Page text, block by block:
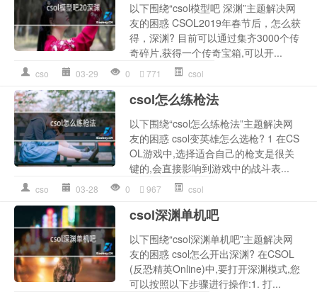
以下围绕“csol模型吧 深渊”主题解决网
友的困惑 CSOL2019年春节后，怎么获
得，深渊? 目前可以通过集齐3000个传
奇碎片,获得一个传奇宝箱,可以开...
cso 03-29 0 771 csol
csol怎么练枪法
以下围绕“csol怎么练枪法”主题解决网
友的困惑 csol变英雄怎么选枪? 1 在CS
OL游戏中,选择适合自己的枪支是很关
键的,会直接影响到游戏中的战斗表...
cso 03-28 0 967 csol
csol深渊单机吧
以下围绕“csol深渊单机吧”主题解决网
友的困惑 csol怎么开出深渊? 在CSOL
(反恐精英Online)中,要打开深渊模式,您
可以按照以下步骤进行操作:1. 打...